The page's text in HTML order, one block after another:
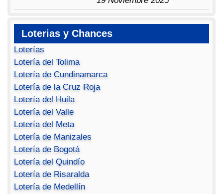
Loterias y Chances
Loterías
Lotería del Tolima
Lotería de Cundinamarca
Lotería de la Cruz Roja
Lotería del Huila
Lotería del Valle
Lotería del Meta
Lotería de Manizales
Lotería de Bogotá
Lotería del Quindío
Lotería de Risaralda
Lotería de Medellín